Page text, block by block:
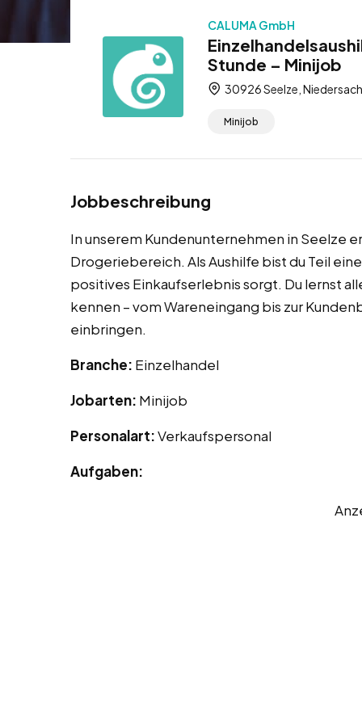
CALUMA GmbH
Stunde – Minijob
30926 Seelze,
Minijob
Jobbeschreibung
In unserem Kundenunternehmen in Seelze
Drogeriebereich. Als Aushilfe bist du Teil
positives Einkaufserlebnis sorgt. Du lernst
kennen – vom Wareneingang bis zur
einbringen.
Branche: Einzelhandel
Jobarten: Minijob
Personalart:Verkaufspersonal
Aufgaben: